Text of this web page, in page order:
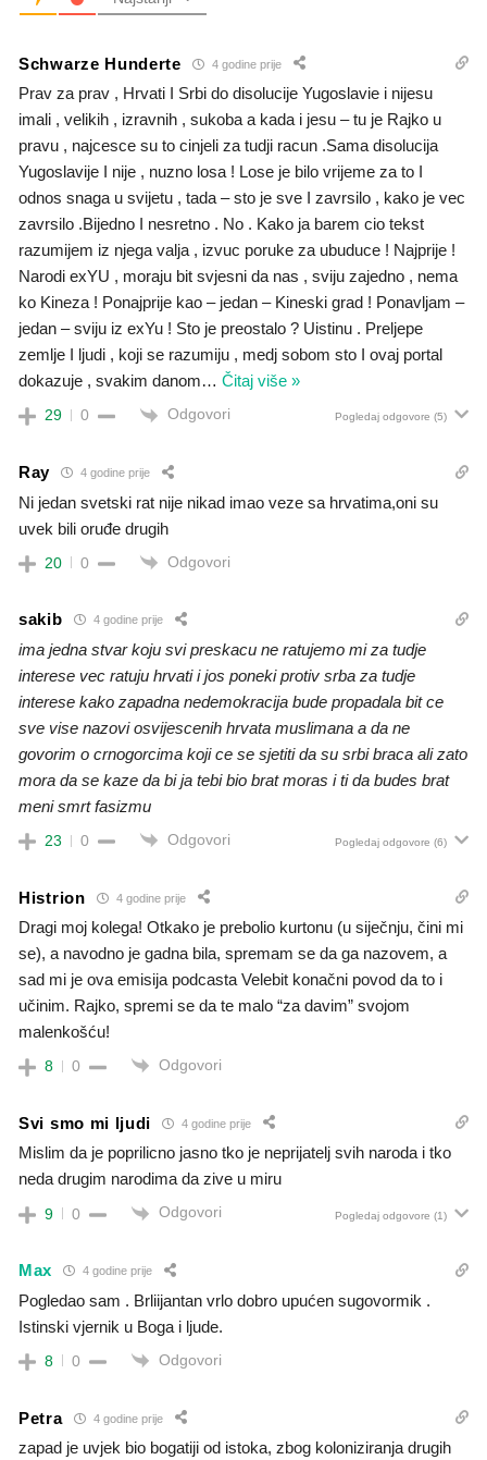
Schwarze Hunderte 4 godine prije
Prav za prav , Hrvati I Srbi do disolucije Yugoslavie i nijesu
imali , velikih , izravnih , sukoba a kada i jesu – tu je Rajko u
pravu , najcesce su to cinjeli za tudji racun .Sama disolucija
Yugoslavije I nije , nuzno losa ! Lose je bilo vrijeme za to I
odnos snaga u svijetu , tada – sto je sve I zavrsilo , kako je vec
zavrsilo .Bijedno I nesretno . No . Kako ja barem cio tekst
razumijem iz njega valja , izvuc poruke za ubuduce ! Najprije !
Narodi exYU , moraju bit svjesni da nas , sviju zajedno , nema
ko Kineza ! Ponajprije kao – jedan – Kineski grad ! Ponavljam –
jedan – sviju iz exYu ! Sto je preostalo ? Uistinu . Preljepe
zemlje I ljudi , koji se razumiju , medj sobom sto I ovaj portal
dokazuje , svakim danom… Čitaj više »
29 0 Odgovori Pogledaj odgovore (5)
Ray 4 godine prije
Ni jedan svetski rat nije nikad imao veze sa hrvatima,oni su
uvek bili oruđe drugih
20 0 Odgovori
sakib 4 godine prije
ima jedna stvar koju svi preskacu ne ratujemo mi za tudje
interese vec ratuju hrvati i jos poneki protiv srba za tudje
interese kako zapadna nedemokracija bude propadala bit ce
sve vise nazovi osvijescenih hrvata muslimana a da ne
govorim o crnogorcima koji ce se sjetiti da su srbi braca ali zato
mora da se kaze da bi ja tebi bio brat moras i ti da budes brat
meni smrt fasizmu
23 0 Odgovori Pogledaj odgovore (6)
Histrion 4 godine prije
Dragi moj kolega! Otkako je prebolio kurtonu (u siječnju, čini mi
se), a navodno je gadna bila, spremam se da ga nazovem, a
sad mi je ova emisija podcasta Velebit konačni povod da to i
učinim. Rajko, spremi se da te malo “za davim” svojom
malenkošću!
8 0 Odgovori
Svi smo mi ljudi 4 godine prije
Mislim da je poprilicno jasno tko je neprijatelj svih naroda i tko
neda drugim narodima da zive u miru
9 0 Odgovori Pogledaj odgovore (1)
Max 4 godine prije
Pogledao sam . Brliijantan vrlo dobro upućen sugovormik .
Istinski vjernik u Boga i ljude.
8 0 Odgovori
Petra 4 godine prije
zapad je uvjek bio bogatiji od istoka, zbog koloniziranja drugih